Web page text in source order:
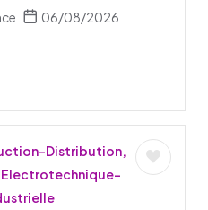
06/08/2026
Distribution,